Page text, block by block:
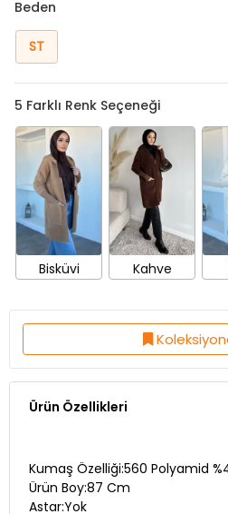
Beden
ST
5 Farklı Renk Seçeneği
Bisküvi Kahve
Ürün Özellikleri
Kumaş Özelliği:560 Polyamid
Ürün Boy:87 Cm
Astar:Yok